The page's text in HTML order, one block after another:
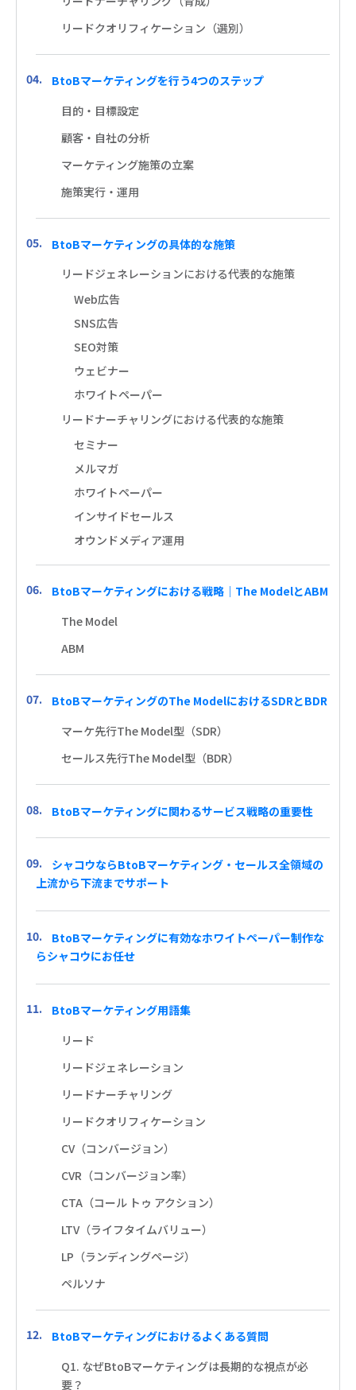
リードクオリフィケーション（選別）
BtoBマーケティングを行う4つのステップ
目的・目標設定
顧客・自社の分析
マーケティング施策の立案
施策実行・運用
BtoBマーケティングの具体的な施策
リードジェネレーションにおける代表的な施策
Web広告
SNS広告
SEO対策
ウェビナー
ホワイトペーパー
リードナーチャリングにおける代表的な施策
セミナー
メルマガ
ホワイトペーパー
インサイドセールス
オウンドメディア運用
BtoBマーケティングにおける戦略｜The ModelとABM
The Model
ABM
BtoBマーケティングのThe ModelにおけるSDRとBDR
マーケ先行The Model型（SDR）
セールス先行The Model型（BDR）
BtoBマーケティングに関わるサービス戦略の重要性
シャコウならBtoBマーケティング・セールス全領域の
上流から下流までサポート
BtoBマーケティングに有効なホワイトペーパー制作な
らシャコウにお任せ
BtoBマーケティング用語集
リード
リードジェネレーション
リードナーチャリング
リードクオリフィケーション
CV（コンバージョン）
CVR（コンバージョン率）
CTA（コール トゥ アクション）
LTV（ライフタイムバリュー）
LP（ランディングページ）
ペルソナ
BtoBマーケティングにおけるよくある質問
Q1. なぜBtoBマーケティングは長期的な視点が必
要？